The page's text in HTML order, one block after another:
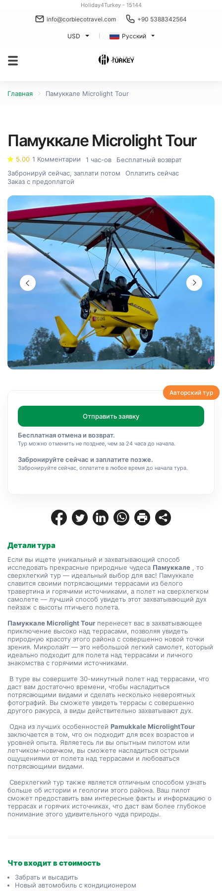
Holiday4Turkey - 15144
info@corbiecotravel.com +90 5388342564
USD Русский
Главная Памуккале Microlight Tour
Детали тура
Если вы ищете уникальный и захватывающий способ
исследовать прекрасные природные чудеса Памуккале , то
сверхлегкий тур — идеальный выбор для вас! Памуккале
славится своими потрясающими террасами из белого
травертина и горячими источниками, а полет на сверхлегком
самолете — лучший способ увидеть этот захватывающий дух
пейзаж с высоты птичьего полета.
Памуккале Microlight Tour перенесет вас в захватывающее
приключение высоко над террасами, позволяя увидеть
природную красоту этого района с совершенно новой точки
зрения. Микролайт — это небольшой легкий самолет, который
идеально подходит для полета над террасами и личного
знакомства с горячими источниками.
даст вам достаточно времени, чтобы насладиться
потрясающими видами и сделать несколько невероятных
фотографий. Вы сможете увидеть террасы с совершенно
другого ракурса, а виды действительно захватывают дух.
Одна из лучших особенностей Pamukkale MicrolightTour
заключается в том, что он подходит для всех возрастов и
уровней опыта. Являетесь ли вы опытным пилотом или
летчиком-новичком, вы сможете насладиться острыми
ощущениями от полета над террасами и любоваться
потрясающими видами.
больше об истории и геологии этого района. Ваш пилот
сможет предоставить вам интересные факты и информацию о
террасах и горячих источниках, что даст вам более глубокое
понимание этого удивительного чуда природы.
Что входит в стоимость
Забрать и высадить
Новый автомобиль с кондиционером
Памуккале Microlight Tour
5.00 1 Комментарии 1 час-ов
Бесплатный возврат
Забронируй сейчас, заплати потом
Оплатить сейчас
Заказ с предоплатой
Авторский тур
Отправить заявку
Бесплатная отмена и возврат.
Тур можно отменить не позднее, чем за 24 часа до начала.
Забронируйте сейчас и заплатите позже.
Забронируйте сейчас, оплатите в любое время до начала тура.